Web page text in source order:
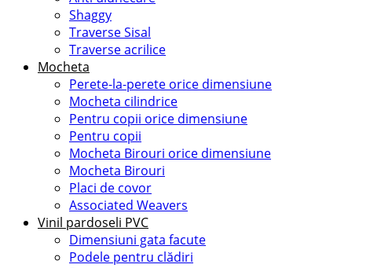
Shaggy
Traverse Sisal
Traverse acrilice
Mocheta
Perete-la-perete orice dimensiune
Mocheta cilindrice
Pentru copii orice dimensiune
Pentru copii
Mocheta Birouri orice dimensiune
Mocheta Birouri
Placi de covor
Associated Weavers
Vinil pardoseli PVC
Dimensiuni gata facute
Podele pentru clădiri